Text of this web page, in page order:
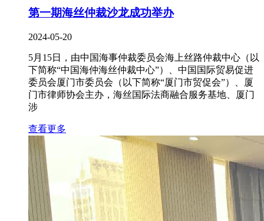
第一期海丝仲裁沙龙成功举办
2024-05-20
5月15日，由中国海事仲裁委员会海上丝路仲裁中心（以
下简称“中国海仲海丝仲裁中心”）、中国国际贸易促进
委员会厦门市委员会（以下简称“厦门市贸促会”）、厦
门市律师协会主办，海丝国际法商融合服务基地、厦门
涉
查看更多